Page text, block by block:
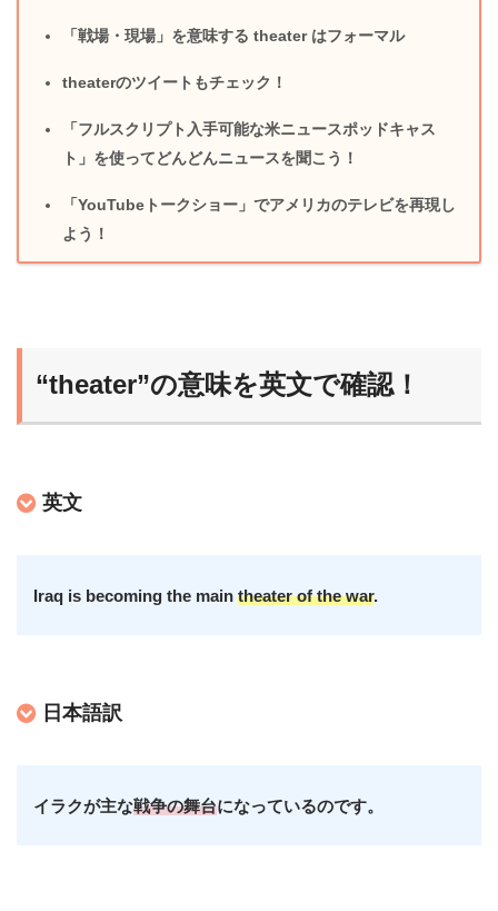
「戦場・現場」を意味する theater はフォーマル
theaterのツイートもチェック！
「フルスクリプト入手可能な米ニュースポッドキャス
ト」を使ってどんどんニュースを聞こう！
「YouTubeトークショー」でアメリカのテレビを再現し
よう！
“theater”の意味を英文で確認！
英文
Iraq is becoming the maintheater of the war.
日本語訳
イラクが主な戦争の舞台になっているのです。